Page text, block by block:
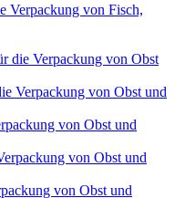
Verpackung von Fisch,
die Verpackung von Obst
Verpackung von Obst und
von Obst und
von Obst und
von Obst und